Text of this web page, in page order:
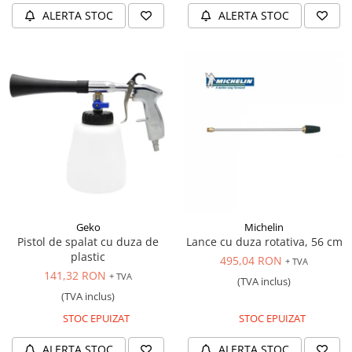
ALERTA STOC ALERTA STOC
Geko
Pistol de spalat cu duza de
plastic
141,32 RON + TVA
(TVA inclus)
STOC EPUIZAT
Michelin
Lance cu duza rotativa, 56 cm
495,04 RON + TVA
(TVA inclus)
STOC EPUIZAT